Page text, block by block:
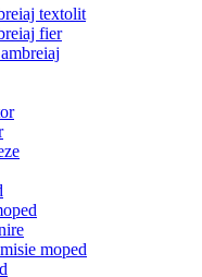
textolit
fier
moped